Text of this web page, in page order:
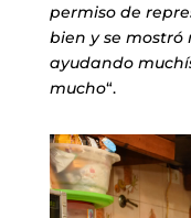
permiso de
bien y se mostró
ayudando
mucho“.